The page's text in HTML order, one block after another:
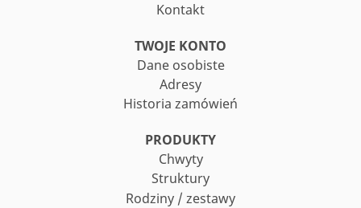
Kontakt
TWOJE KONTO
Dane osobiste
Adresy
Historia zamówień
PRODUKTY
Chwyty
Struktury
Rodziny / zestawy